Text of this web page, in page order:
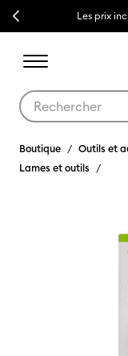
Previous Les prix
Boutique Outils et
Lames et outils